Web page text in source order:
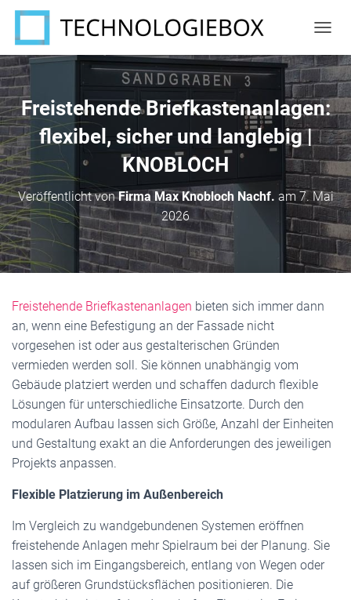
A
V
I
G
A
T
I
O
N
U
M
S
C
E
Freistehende Briefkastenanlagen:
flexibel, sicher und langlebig |
KNOBLOCH
Veröffentlicht vonFirma Max Knobloch Nachf. am 7. Mai
2026
Freistehende Briefkastenanlagen bieten sich immer dann
an, wenn eine Befestigung an der Fassade nicht
vorgesehen ist oder aus gestalterischen Gründen
vermieden werden soll. Sie können unabhängig vom
Gebäude platziert werden und schaffen dadurch flexible
Lösungen für unterschiedliche Einsatzorte. Durch den
modularen Aufbau lassen sich Größe, Anzahl der Einheiten
und Gestaltung exakt an die Anforderungen des jeweiligen
Projekts anpassen.
Flexible Platzierung im Außenbereich
Im Vergleich zu wandgebundenen Systemen eröffnen
freistehende Anlagen mehr Spielraum bei der Planung. Sie
lassen sich im Eingangsbereich, entlang von Wegen oder
auf größeren Grundstücksflächen positionieren. Die